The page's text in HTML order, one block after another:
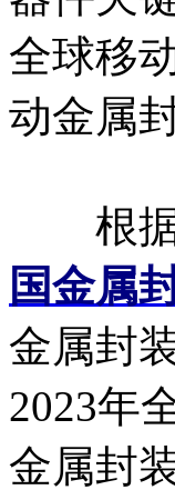
全球移
动金属
根据
国金属
金属封
2023年
金属封